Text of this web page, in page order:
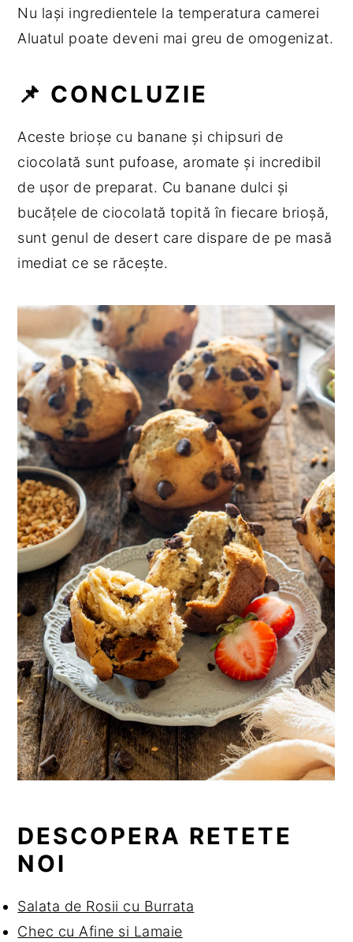
Nu lași ingredientele la temperatura camerei
Aluatul poate deveni mai greu de omogenizat.
📌 CONCLUZIE
Aceste brioșe cu banane și chipsuri de
ciocolată sunt pufoase, aromate și incredibil
de ușor de preparat. Cu banane dulci și
bucățele de ciocolată topită în fiecare brioșă,
sunt genul de desert care dispare de pe masă
imediat ce se răcește.
DESCOPERA RETETE
NOI
Salata de Rosii cu Burrata
Chec cu Afine si Lamaie